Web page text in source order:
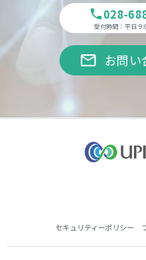
phone028-
受付時間：平日
email お問い
セキュリティーポリシー